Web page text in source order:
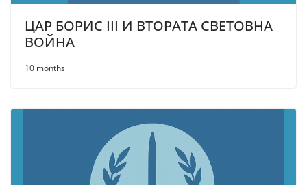
ЦАР БОРИС III И ВТОРАТА СВЕТОВНА
ВОЙНА
10 months